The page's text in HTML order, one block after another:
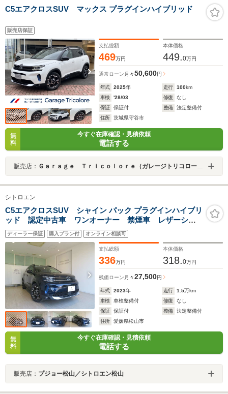
C5エアクロスSUV マックス プラグインハイブリッド
販売店保証
支払総額
469万円
本体価格
449.0万円
通常ローン 月々50,600円
年式 2025年 走行 100km
車検
'28/03 修復
なし
保証
保証付 整備
法定整備付
住所
茨城県守谷市
無
料
今すぐ在庫確認・見積依頼
電話する
販売店： Ｇａｒａｇｅ Ｔｒｉｃｏｌｏｒｅ（ガレージトリコロール）
シトロエン
C5エアクロスSUV シャイン パック プラグインハイブリ
ッド 認定中古車 ワンオーナー 禁煙車 レザーシー
ト サンルーフ ETC LED カープレイ 電動リアゲ
ート 取説 保証書 記録簿 スペアキー フロアマッ
ト
ディーラー保証 購入プラン付 オンライン相談可
支払総額
336万円
本体価格
318.0万円
残価ローン 月々27,500円
年式 2023年 走行 1.5万km
車検
車検整備付 修復
なし
保証
保証付 整備
法定整備付
住所
愛媛県松山市
無
料
今すぐ在庫確認・見積依頼
電話する
販売店： プジョー松山／シトロエン松山